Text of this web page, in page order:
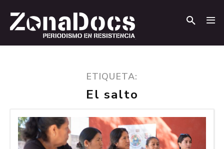
ETIQUETA:
El salto